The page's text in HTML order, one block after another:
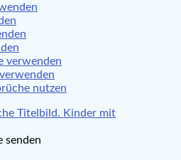
verwenden
nutzen
senden